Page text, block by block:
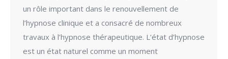
un rôle important dans le renouvellement de
l’hypnose clinique et a consacré de nombreux
travaux à l’hypnose thérapeutique. L’état d’hypnose
est un état naturel comme un moment